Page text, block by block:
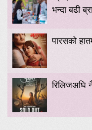
भन्दा बढी
पारसको
रिलिजअघि नै